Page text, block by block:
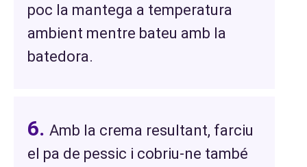
poc la mantega a temperatura
ambient mentre bateu amb la
batedora.
Amb la crema resultant, farciu
el pa de pessic i cobriu-ne també